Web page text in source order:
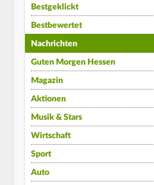
Bestgeklickt
Bestbewertet
Nachrichten
Guten Morgen Hessen
Magazin
Aktionen
Musik & Stars
Wirtschaft
Sport
Auto